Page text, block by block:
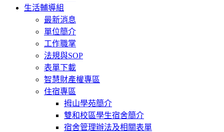
生活輔導組
最新消息
單位簡介
工作職掌
法規與SOP
表單下載
智慧財產權專區
住宿專區
拇山學苑簡介
雙和校區學生宿舍簡介
宿舍管理辦法及相關表單